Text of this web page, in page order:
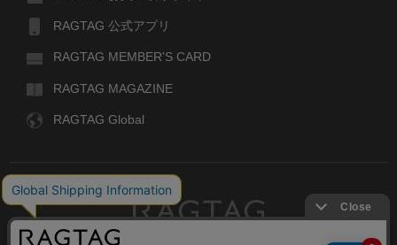
RAGTAG 公式アプリ
RAGTAG MEMBER'S CARD
RAGTAG MAGAZINE
RAGTAG Global
デザイナーズブランドのユーズド・セレクトショップ